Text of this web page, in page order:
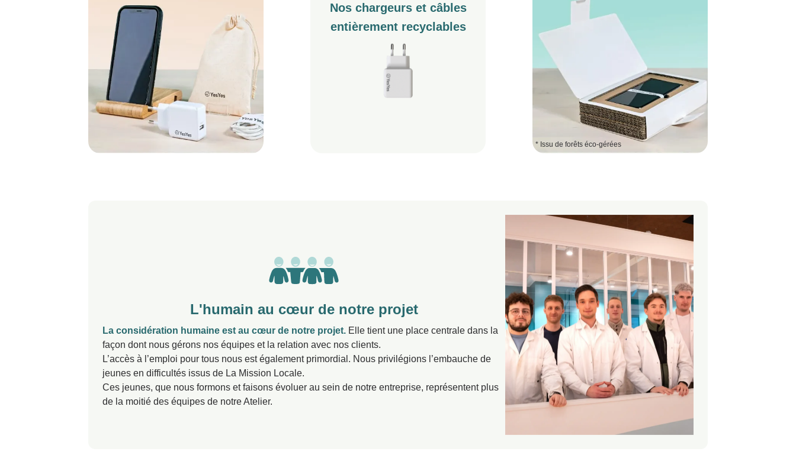
Nos chargeurs et câbles
entièrement recyclables
* Issu de forêts éco-gérées
L'humain au cœur de notre projet
La considération humaine est au cœur de notre projet. Elle tient une place centrale dans la
façon dont nous gérons nos équipes et la relation avec nos clients.
L’accès à l’emploi pour tous nous est également primordial. Nous privilégions l’embauche de
jeunes en difficultés issus de La Mission Locale.
Ces jeunes, que nous formons et faisons évoluer au sein de notre entreprise, représentent plus
de la moitié des équipes de notre Atelier.